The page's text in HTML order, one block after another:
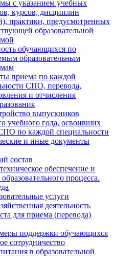
с указанием учебных
курсов, дисциплин
практики, предусмотренных
образовательной
обучающихся по
образовательным
приема по каждой
СПО, перевода,
и отчисления
выпускников
учебного года, освоивших
по каждой специальности
и иные документы
состав
обеспечение и
процесса.
услуги
деятельность
для приема (перевода)
поддержки обучающихся
сотрудничество
в образовательной